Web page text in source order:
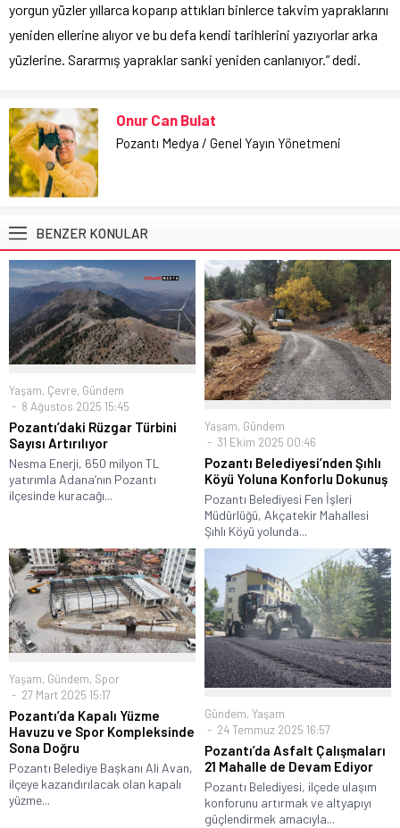
yorgun yüzler yıllarca koparıp attıkları binlerce takvim yapraklarını
yeniden ellerine alıyor ve bu defa kendi tarihlerini yazıyorlar arka
yüzlerine. Sararmış yapraklar sanki yeniden canlanıyor.” dedi.
Onur Can Bulat
Pozantı Medya / Genel Yayın Yönetmeni
BENZER KONULAR
Yaşam, Çevre, Gündem
8 Ağustos 2025 15:45
Pozantı’daki Rüzgar Türbini
Sayısı Artırılıyor
Nesma Enerji, 650 milyon TL
yatırımla Adana’nın Pozantı
ilçesinde kuracağı...
Yaşam, Gündem
31 Ekim 2025 00:46
Pozantı Belediyesi’nden Şıhlı
Köyü Yoluna Konforlu Dokunuş
Pozantı Belediyesi Fen İşleri
Müdürlüğü, Akçatekir Mahallesi
Şıhlı Köyü yolunda...
Yaşam, Gündem, Spor
27 Mart 2025 15:17
Pozantı’da Kapalı Yüzme
Havuzu ve Spor Kompleksinde
Sona Doğru
Pozantı Belediye Başkanı Ali Avan,
ilçeye kazandırılacak olan kapalı
yüzme...
Gündem, Yaşam
24 Temmuz 2025 16:57
Pozantı’da Asfalt Çalışmaları
21 Mahalle de Devam Ediyor
Pozantı Belediyesi, ilçede ulaşım
konforunu artırmak ve altyapıyı
güçlendirmek amacıyla...